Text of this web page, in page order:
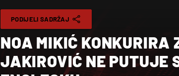
PODIJELI SADRŽAJ
NOA MIKIĆ KONKURIRA
JAKIROVIĆ NE PUTUJE